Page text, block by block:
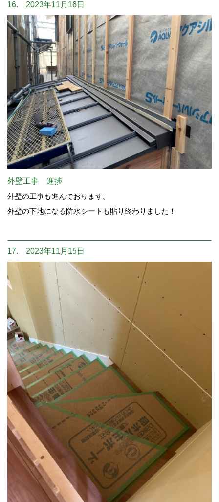
16. 2023年11月16日
外壁工事 進捗
外壁の工事も進んでおります。
外壁の下地になる防水シートも貼り終わりました！
17. 2023年11月15日